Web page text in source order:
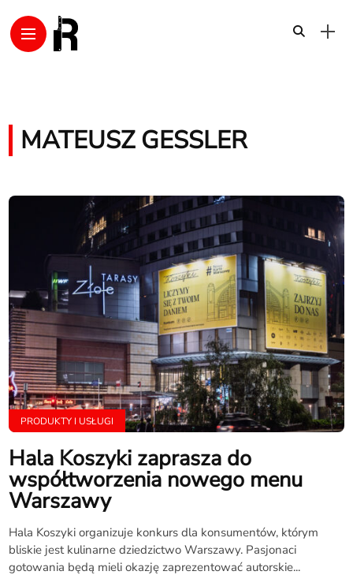
MATEUSZ GESSLER
PRODUKTY I USŁUGI
Hala Koszyki zaprasza do
współtworzenia nowego menu
Warszawy
Hala Koszyki organizuje konkurs dla konsumentów, którym
bliskie jest kulinarne dziedzictwo Warszawy. Pasjonaci
gotowania będą mieli okazję zaprezentować autorskie...